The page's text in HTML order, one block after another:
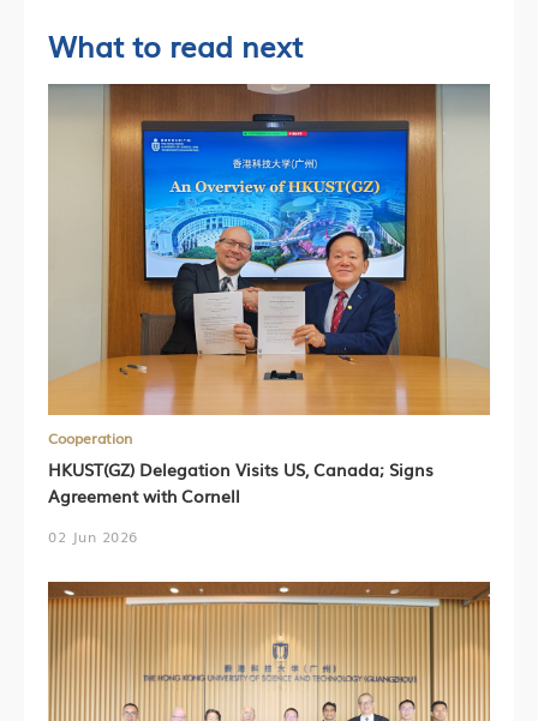
What to read next
Cooperation
HKUST(GZ) Delegation Visits US, Canada; Signs
Agreement with Cornell
02 Jun 2026